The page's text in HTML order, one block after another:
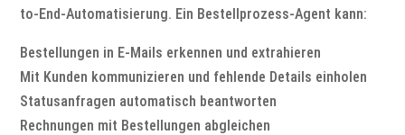
to-End-Automatisierung. Ein Bestellprozess-Agent kann:
Bestellungen in E-Mails erkennen und extrahieren
Mit Kunden kommunizieren und fehlende Details einholen
Statusanfragen automatisch beantworten
Rechnungen mit Bestellungen abgleichen